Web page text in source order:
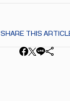
SHARE THIS